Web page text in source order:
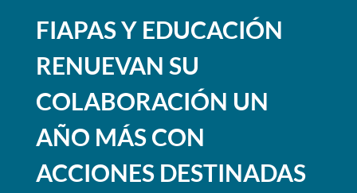
FIAPAS Y EDUCACIÓN
RENUEVAN SU
COLABORACIÓN UN
AÑO MÁS CON
ACCIONES DESTINADAS